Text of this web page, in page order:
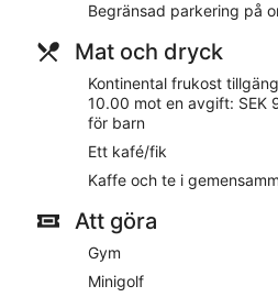
Här erbjuds gäster gratis wi-fi
På boendet
På Café Mandeltårtan B&B
kaffe i allmänt utrymme. För
receptionstjänster under
tillgång till expressutcheckning,
Det finns kafé på plats. I
terrass och trädgård finns på
gratis att parkera.
Mot en avgift kan gäster
Begränsad parkering på
Mat och dryck
Kontinental frukost
10.00 mot en avgift: SEK
för barn
Ett kafé/fik
Kaffe och te i
Att göra
Gym
Minigolf